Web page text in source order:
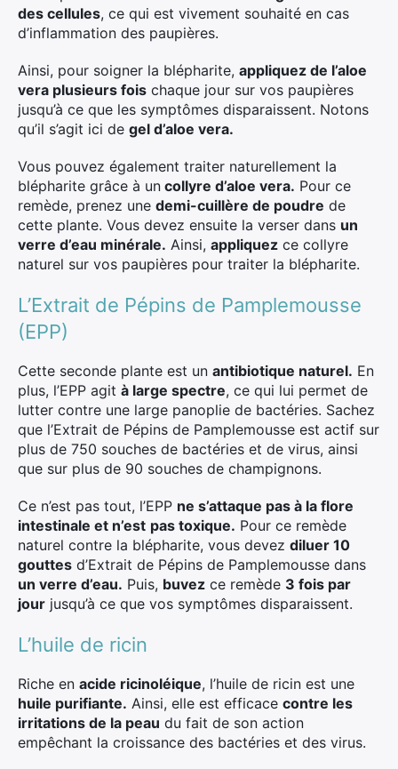
des cellules, ce qui est vivement souhaité en cas
d’inflammation des paupières.
Ainsi, pour soigner la blépharite, appliquez de l’aloe
vera plusieurs fois chaque jour sur vos paupières
jusqu’à ce que les symptômes disparaissent. Notons
qu’il s’agit ici de gel d’aloe vera.
Vous pouvez également traiter naturellement la
blépharite grâce à un collyre d’aloe vera. Pour ce
remède, prenez une demi-cuillère de poudre de
cette plante. Vous devez ensuite la verser dans un
verre d’eau minérale. Ainsi, appliquez ce collyre
naturel sur vos paupières pour traiter la blépharite.
L’Extrait de Pépins de Pamplemousse
(EPP)
Cette seconde plante est un antibiotique naturel. En
plus, l’EPP agit à large spectre, ce qui lui permet de
lutter contre une large panoplie de bactéries. Sachez
que l’Extrait de Pépins de Pamplemousse est actif sur
plus de 750 souches de bactéries et de virus, ainsi
que sur plus de 90 souches de champignons.
Ce n’est pas tout, l’EPP ne s’attaque pas à la flore
intestinale et n’est pas toxique. Pour ce remède
naturel contre la blépharite, vous devez diluer 10
gouttes d’Extrait de Pépins de Pamplemousse dans
un verre d’eau. Puis, buvez ce remède 3 fois par
jour jusqu’à ce que vos symptômes disparaissent.
L’huile de ricin
Riche en acide ricinoléique, l’huile de ricin est une
huile purifiante. Ainsi, elle est efficace contre les
irritations de la peau du fait de son action
empêchant la croissance des bactéries et des virus.